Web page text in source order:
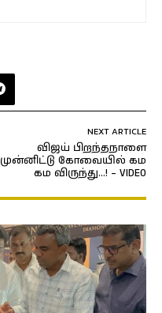
NEXT ARTICLE
விஜய் பிறந்தநாளை
முன்னிட்டு கோவையில் கம
கம விருந்து…! – VIDEO